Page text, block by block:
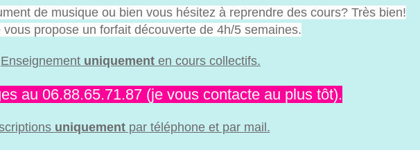
de musique ou bien vous hésitez à reprendre des cours? Très bien!
vous propose un forfait découverte de 4h/5 semaines.
Enseignement uniquement en cours collectifs.
au 06.88.65.71.87 (je vous contacte au plus tôt).
uniquementpar téléphone et par mail.